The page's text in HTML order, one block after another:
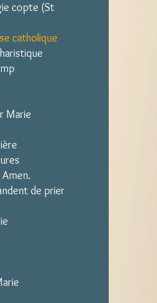
copte (St
catholique
Marie
de prier